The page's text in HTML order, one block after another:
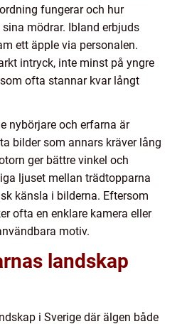
fungerar och hur
mödrar. Ibland erbjuds
ett äpple via personalen.
intryck, inte minst på yngre
ofta stannar kvar långt
nybörjare och erfarna är
bilder som annars kräver lång
ger bättre vinkel och
ljuset mellan trädtopparna
känsla i bilderna. Eftersom
ofta en enklare kamera eller
motiv.
landskap
i Sverige där älgen både